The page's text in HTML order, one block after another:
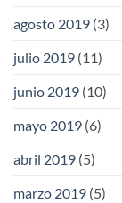
agosto 2019 (3)
julio 2019 (11)
junio 2019 (10)
mayo 2019 (6)
abril 2019 (5)
marzo 2019 (5)